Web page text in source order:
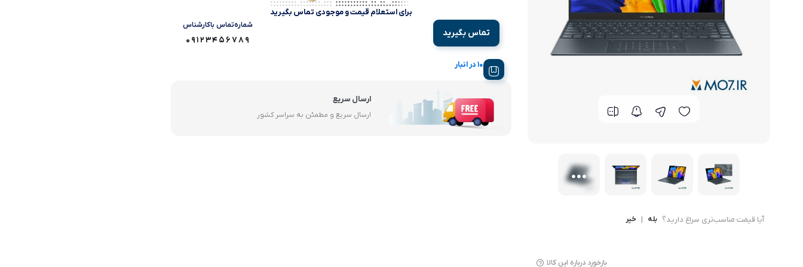
گوشی موتورولا
گوشی نوکیا
آرام پز
توستر
آیا قیمت مناسب‌تری سراغ دارید؟ بله | خیر
بازخورد درباره این کالا
برای استعلام قیمت و موجودی تماس بگیرید
تماس بگیرید
شماره‌تماس‌ با‌کارشناس
09123456789
10 در انبار
ارسال سریع
ارسال سریع و مطمئن به سراسر کشور